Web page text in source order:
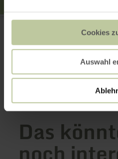
Cookies
Auswahl
Kurarzt Praxis P. Shenkov
56864 Bad Bertrich
+49 2677 910000
in Karte anzeigen
Das